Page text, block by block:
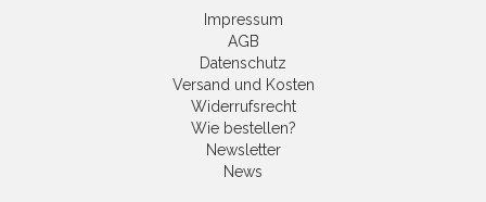
Impressum
AGB
Datenschutz
Versand und Kosten
Widerrufsrecht
Wie bestellen?
Newsletter
News